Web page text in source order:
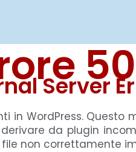
Server
in WordPress.
da plugin
file non correttamente